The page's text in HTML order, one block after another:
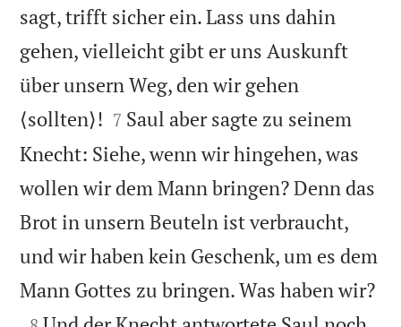
sagt, trifft sicher ein. Lass uns dahin
gehen, vielleicht gibt er uns Auskunft
über unsern Weg, den wir gehen
⟨sollten⟩! 

7 Saul aber sagte zu seinem
Knecht: Siehe, wenn wir hingehen, was
wollen wir dem Mann bringen? Denn das
Brot in unsern Beuteln ist verbraucht,
und wir haben kein Geschenk, um es dem
Mann Gottes zu bringen. Was haben wir?